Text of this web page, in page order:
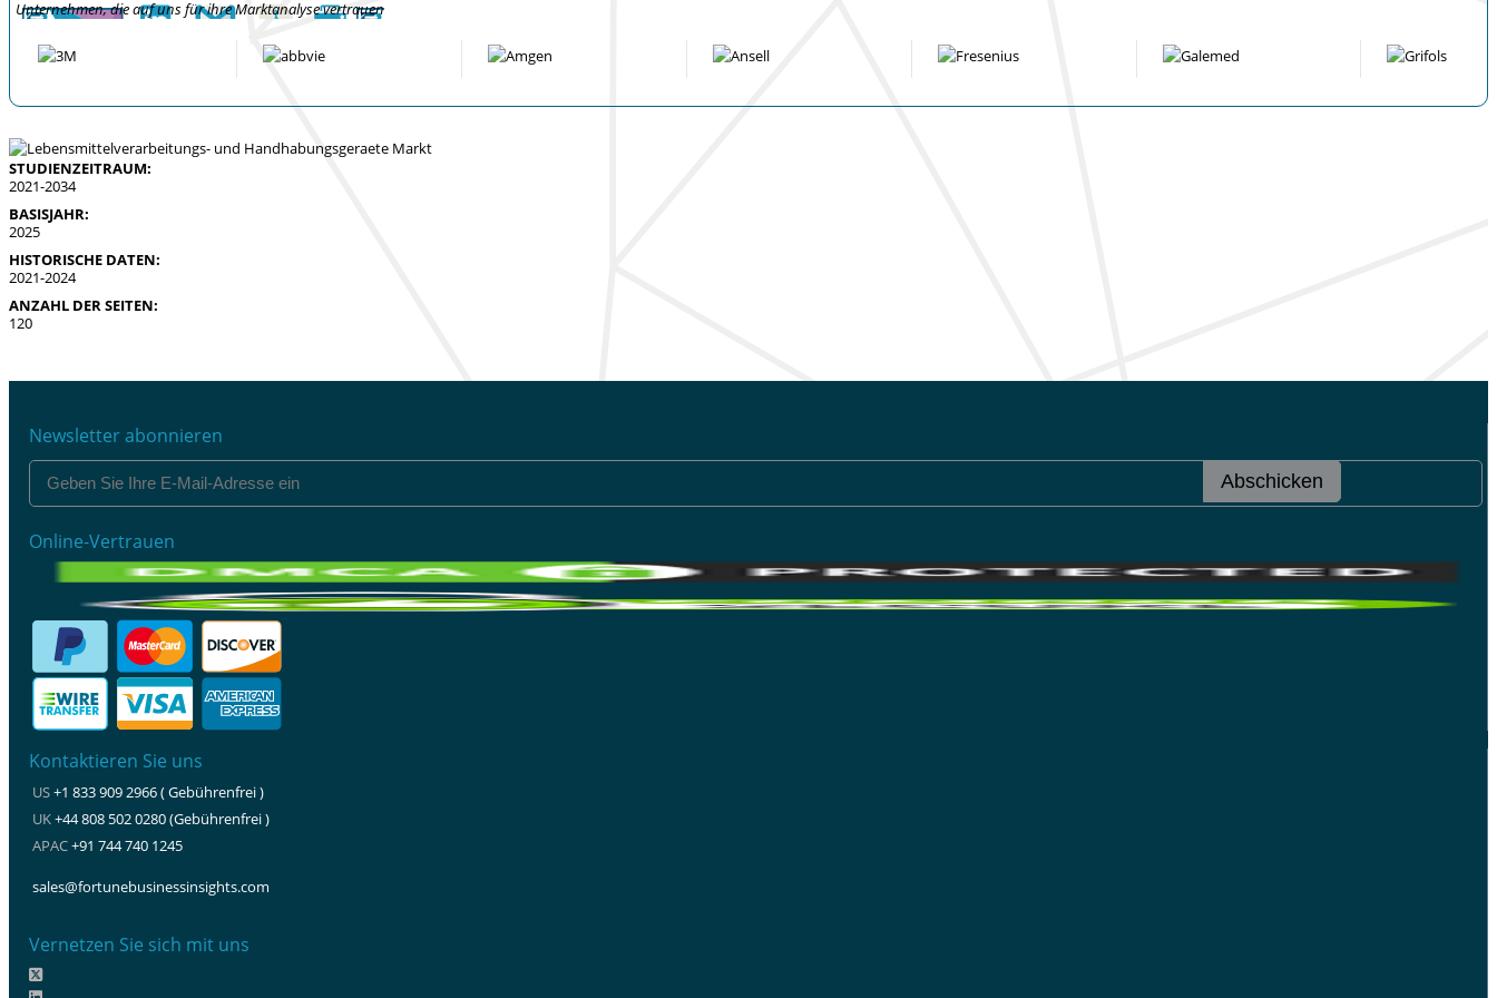
Unternehmen, die auf uns für ihre Marktanalyse vertrauen
STUDIENZEITRAUM:
2021-2034
BASISJAHR:
2025
HISTORISCHE DATEN:
2021-2024
ANZAHL DER SEITEN:
120
Newsletter abonnieren
Abschicken
Online-Vertrauen
Kontaktieren Sie uns
US+1 833 909 2966 ( Gebührenfrei )
UK+44 808 502 0280 (Gebührenfrei )
APAC+91 744 740 1245
sales@fortunebusinessinsights.com
Vernetzen Sie sich mit uns